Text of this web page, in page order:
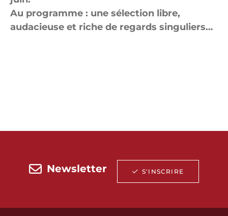
Au programme : une sélection libre,
audacieuse et riche de regards singuliers…
Newsletter S'INSCRIRE